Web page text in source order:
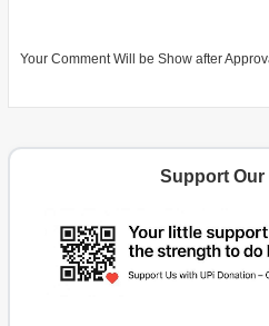
Your Comment Will be Show after
Support